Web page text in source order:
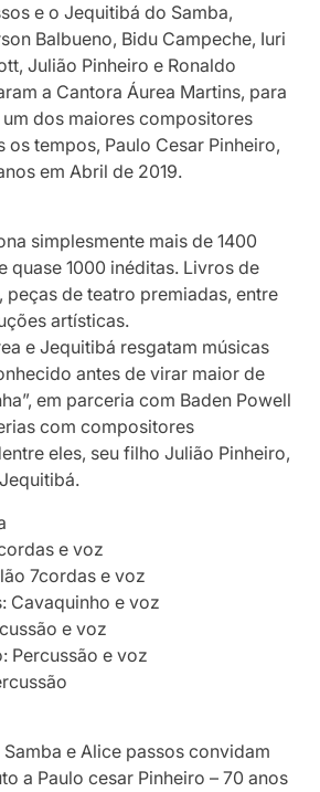
e o Jequitibá do Samba,
Balbueno, Bidu Campeche, Iuri
Julião Pinheiro e Ronaldo
a Cantora Áurea Martins, para
dos maiores compositores
tempos, Paulo Cesar Pinheiro,
em Abril de 2019.
simplesmente mais de 1400
quase 1000 inéditas. Livros de
peças de teatro premiadas, entre
artísticas.
e Jequitibá resgatam músicas
antes de virar maior de
em parceria com Baden Powell
com compositores
eles, seu filho Julião Pinheiro,
e voz
7cordas e voz
Cavaquinho e voz
e voz
Percussão e voz
e Alice passos convidam
a Paulo cesar Pinheiro – 70 anos